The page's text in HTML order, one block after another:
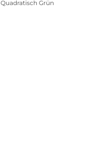
Quadratisch Grün